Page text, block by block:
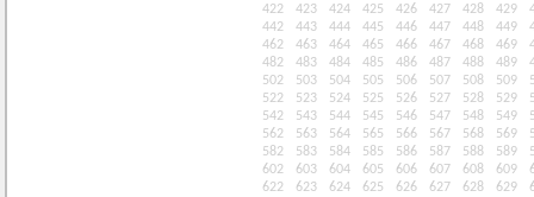
422
423 424 425 426 427 428 429
442
443 444 445 446 447 448 449
462
463 464 465 466 467 468 469
482
483 484 485 486 487 488 489
502
503 504 505 506 507 508 509
522
523 524 525 526 527 528 529
542
543 544 545 546 547 548 549
562
563 564 565 566 567 568 569
582
583 584 585 586 587 588 589
602
603 604 605 606 607 608 609
622
623 624 625 626 627 628 629